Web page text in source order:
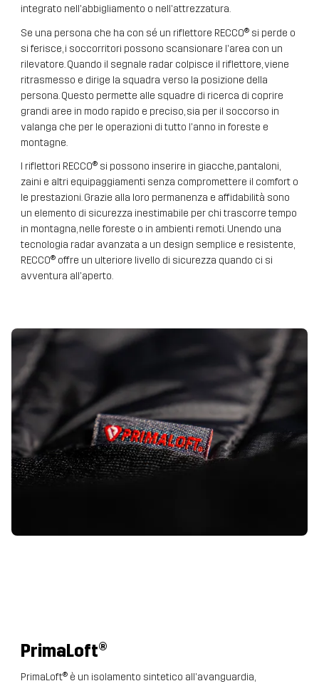
integrato nell'abbigliamento o nell'attrezzatura.
Se una persona che ha con sé un riflettore RECCO® si perde o
si ferisce, i soccorritori possono scansionare l'area con un
rilevatore. Quando il segnale radar colpisce il riflettore, viene
ritrasmesso e dirige la squadra verso la posizione della
persona. Questo permette alle squadre di ricerca di coprire
grandi aree in modo rapido e preciso, sia per il soccorso in
valanga che per le operazioni di tutto l'anno in foreste e
montagne.
I riflettori RECCO® si possono inserire in giacche, pantaloni,
zaini e altri equipaggiamenti senza compromettere il comfort o
le prestazioni. Grazie alla loro permanenza e affidabilità sono
un elemento di sicurezza inestimabile per chi trascorre tempo
in montagna, nelle foreste o in ambienti remoti. Unendo una
tecnologia radar avanzata a un design semplice e resistente,
RECCO® offre un ulteriore livello di sicurezza quando ci si
avventura all'aperto.
PrimaLoft®
PrimaLoft® è un isolamento sintetico all'avanguardia,